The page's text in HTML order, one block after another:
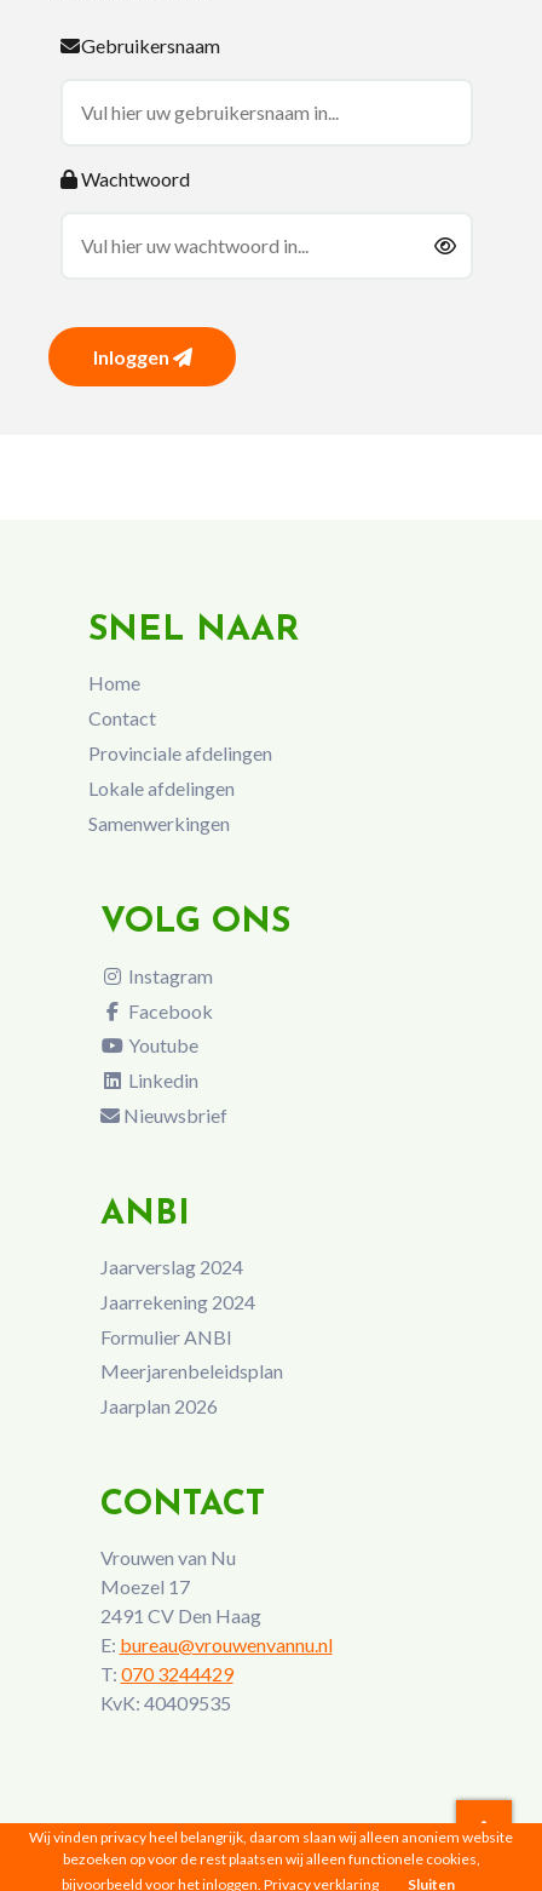
Gebruikersnaam
Wachtwoord
Inloggen
SNEL NAAR
Home
Contact
Provinciale afdelingen
Lokale afdelingen
Samenwerkingen
VOLG ONS
Instagram
Facebook
Youtube
Linkedin
Nieuwsbrief
ANBI
Jaarverslag 2024
Jaarrekening 2024
Formulier ANBI
Meerjarenbeleidsplan
Jaarplan 2026
CONTACT
Vrouwen van Nu
Moezel 17
2491 CV Den Haag
E: bureau@vrouwenvannu.nl
T: 070 3244429
KvK: 40409535
Vrouwen van Nu © 2026 |Privacyverklaring
Wij vinden privacy heel belangrijk, daarom slaan wij alleen anoniem website
bezoeken op voor de rest plaatsen wij alleen functionele cookies,
bijvoorbeeld voor het inloggen. Privacy verklaring Sluiten